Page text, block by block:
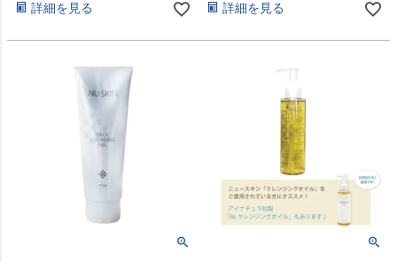
詳細を見る 詳細を見る